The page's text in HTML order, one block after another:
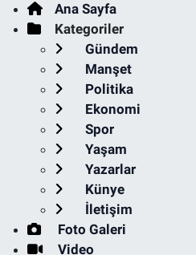
Ana Sayfa
Kategoriler
Gündem
Manşet
Politika
Ekonomi
Spor
Yaşam
Yazarlar
Künye
İletişim
Foto Galeri
Video